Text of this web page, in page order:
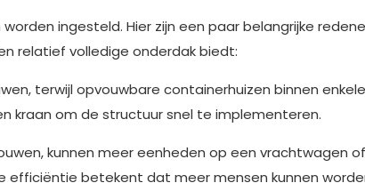
ingesteld. Hier zijn een paar belangrijke
relatief volledige onderdak biedt:
terwijl opvouwbare containerhuizen binnen enkele
kraan om de structuur snel te implementeren.
kunnen meer eenheden op een vrachtwagen of
efficiëntie betekent dat meer mensen kunnen